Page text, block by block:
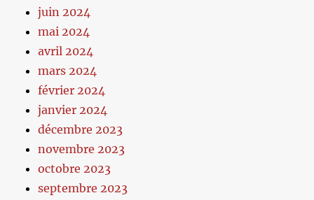
juin 2024
mai 2024
avril 2024
mars 2024
février 2024
janvier 2024
décembre 2023
novembre 2023
octobre 2023
septembre 2023